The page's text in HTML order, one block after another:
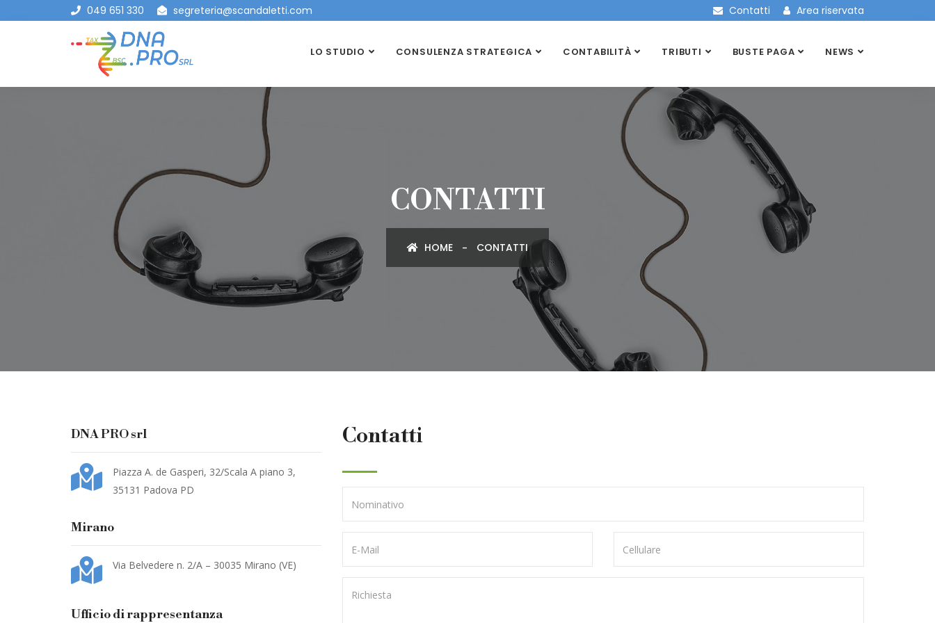
049 651 330 segreteria@scandaletti.com Contatti Area riservata
LO STUDIO CONSULENZA STRATEGICA CONTABILITÀ TRIBUTI BUSTE PAGA NEWS
CONTATTI
HOME CONTATTI
DNA PRO srl
Piazza A. de Gasperi, 32/Scala A piano 3,
35131 Padova PD
Mirano
Via Belvedere n. 2/A – 30035 Mirano (VE)
Ufficio di rappresentanza
Contatti